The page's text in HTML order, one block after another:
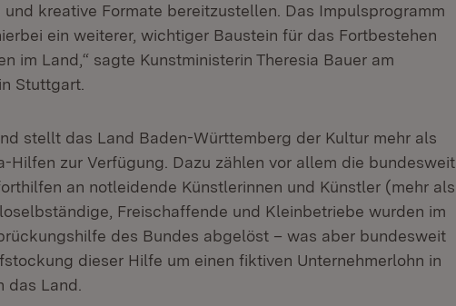
kreative Formate bereitzustellen. Das Impulsprogramm
ein weiterer, wichtiger Baustein für das Fortbestehen
im Land,“ sagte Kunstministerin Theresia Bauer am
Stuttgart.
stellt das Land Baden-Württemberg der Kultur mehr als
Hilfen zur Verfügung. Dazu zählen vor allem die bundesweit
an notleidende Künstlerinnen und Künstler (mehr als
Freischaffende und Kleinbetriebe wurden im
des Bundes abgelöst – was aber bundesweit
dieser Hilfe um einen fiktiven Unternehmerlohn in
das Land.